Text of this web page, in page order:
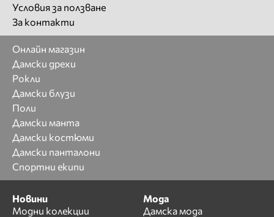
Условия за ползване
За контакти
Онлайн магазин
Дамски дрехи
Рокли
Дамски блузи
Поли
Дамски манта
Дамски костюми
Дамски панталони
Спортни екипи
Новини
Модни колекции
Мода
Дамска мода